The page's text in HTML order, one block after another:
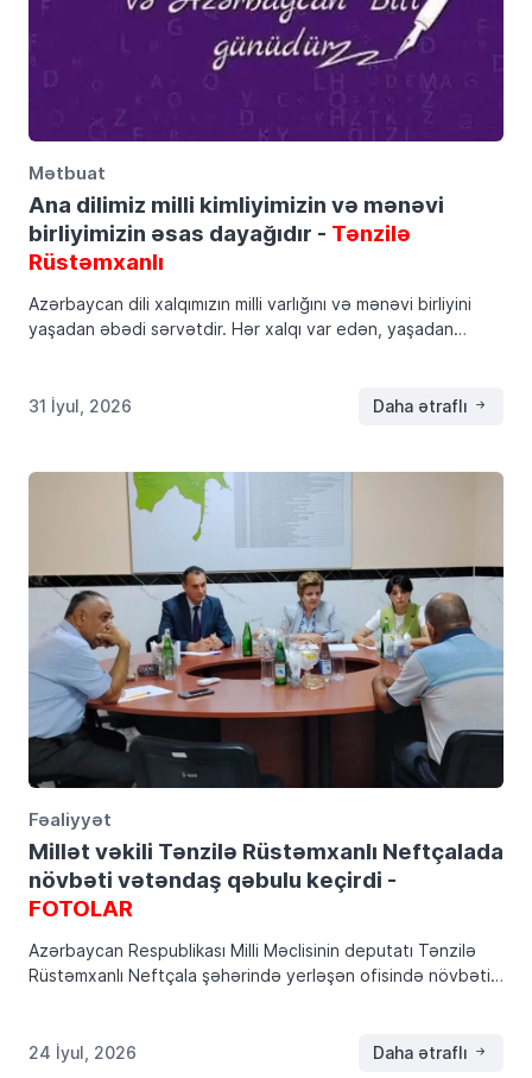
Mətbuat
Ana dilimiz milli kimliyimizin və mənəvi
birliyimizin əsas dayağıdır - Tənzilə
Rüstəmxanlı
Azərbaycan dili xalqımızın milli varlığını və mənəvi birliyini
yaşadan əbədi sərvətdir. Hər xalqı var edən, yaşadan
31 İyul, 2026
Daha ətraflı
Fəaliyyət
Millət vəkili Tənzilə Rüstəmxanlı Neftçalada
növbəti vətəndaş qəbulu keçirdi -
FOTOLAR
Azərbaycan Respublikası Milli Məclisinin deputatı Tənzilə
Rüstəmxanlı Neftçala şəhərində yerləşən ofisində növbəti
Xolqarabucaq, Boyat və Kürkənd kəndlərindən olan […]
24 İyul, 2026 Daha ətraflı